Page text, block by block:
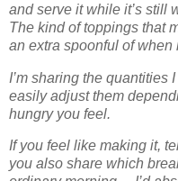
and serve it while it’s still
The kind of toppings that
an extra spoonful of when
I’m sharing the quantities
easily adjust them
hungry you feel.
If you feel like making it,
you also share which